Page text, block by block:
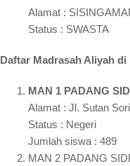
Alamat :
Status : SWASTA
Daftar Madrasah Aliyah
MAN 1 PADANG
Alamat : Jl. Sutan
Status : Negeri
Jumlah siswa : 489
MAN 2 PADANG